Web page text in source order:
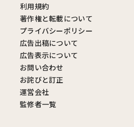
利用規約
著作権と転載について
プライバシーポリシー
広告出稿について
広告表示について
お問い合わせ
お詫びと訂正
運営会社
監修者一覧